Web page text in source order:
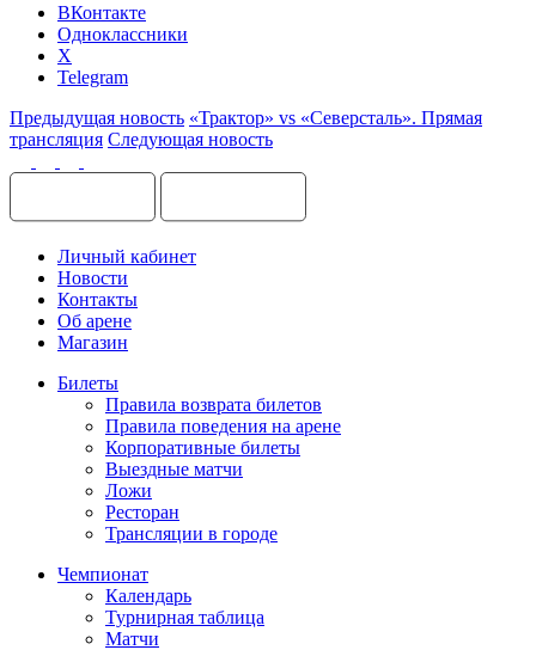
ВКонтакте
Одноклассники
X
Telegram
Предыдущая новость «Трактор» vs «Северсталь». Прямая
трансляция Следующая новость
Личный кабинет
Новости
Контакты
Об арене
Магазин
Билеты
Правила возврата билетов
Правила поведения на арене
Корпоративные билеты
Выездные матчи
Ложи
Ресторан
Трансляции в городе
Чемпионат
Календарь
Турнирная таблица
Матчи